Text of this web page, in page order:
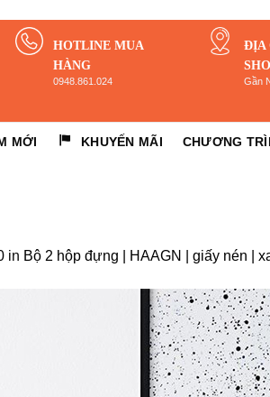
HOTLINE MUA
HÀNG
0948.861.024
ĐỊA
Gần
MỚI KHUYẾN MÃI CHƯƠNG
in Bộ 2 hộp đựng | HAAGN | giấy nén |